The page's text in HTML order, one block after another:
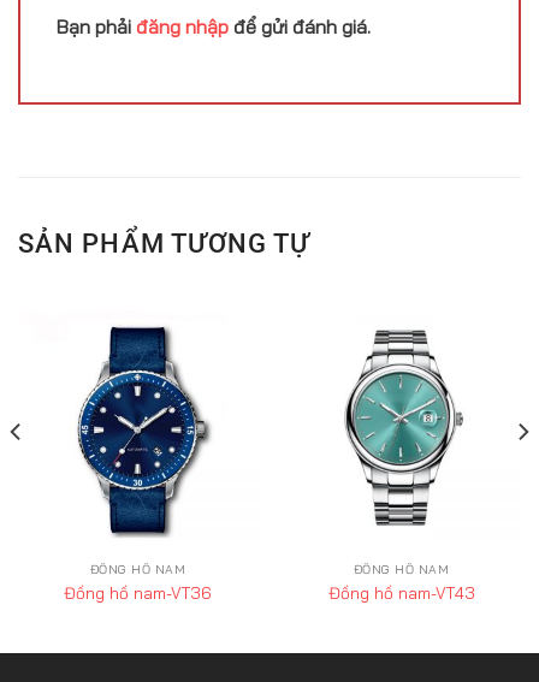
Bạn phải đăng nhập để gửi đánh giá.
SẢN PHẨM TƯƠNG TỰ
ĐỒNG HỒ NAM
Đồng hồ nam-VT36
ĐỒNG HỒ NAM
Đồng hồ nam-VT43